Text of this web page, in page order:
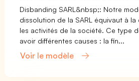
Disbanding SARL&nbsp;: Notre
dissolution de la SARL équivaut à
les activités de la société. Ce type
avoir différentes causes : la fin...
Voir le modèle